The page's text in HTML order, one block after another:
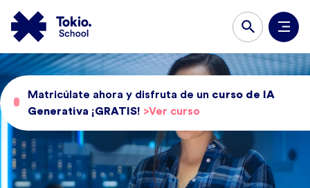
Matricúlate ahora y disfruta de un curso de IA
Generativa ¡GRATIS! >Ver curso